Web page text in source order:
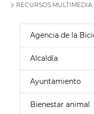
RECURSOS MULTIMEDIA
Agencia de la
Alcaldía
Ayuntamiento
Bienestar animal